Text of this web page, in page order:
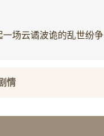
场云谲波诡的乱世纷争
情